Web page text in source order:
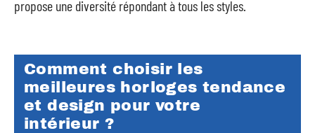
propose une diversité répondant à tous les styles.
Comment choisir les
meilleures horloges tendance
et design pour votre
intérieur ?